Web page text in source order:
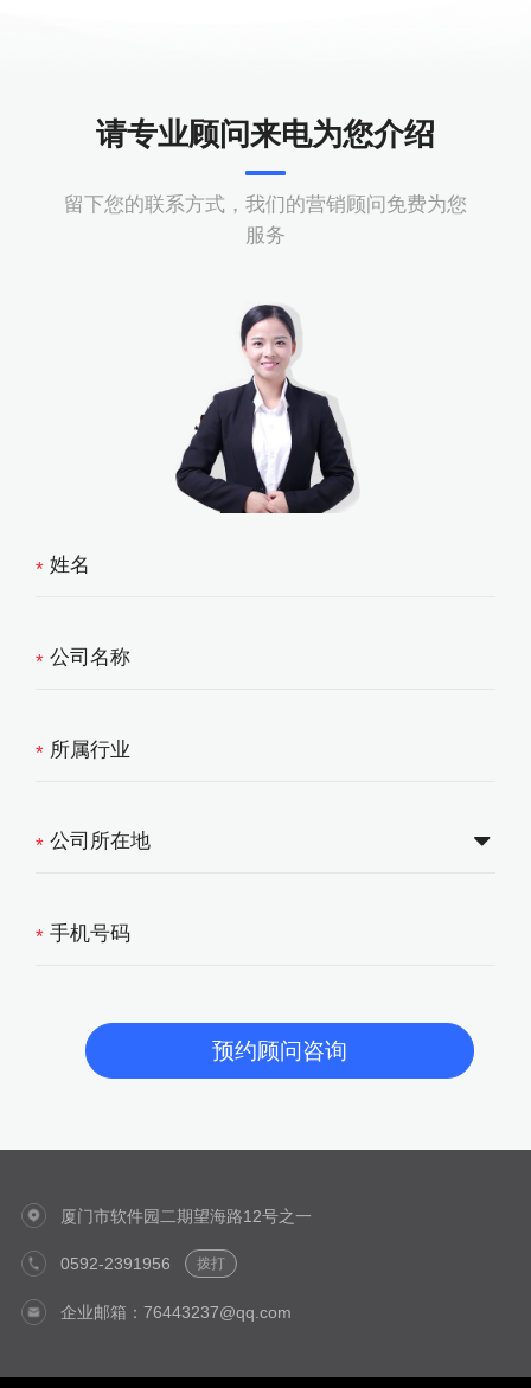
请专业顾问来电为您介绍
留下您的联系方式，我们的营销顾问免费为您
服务
*
*
*
*
*
厦门市软件园二期望海路12号之一
0592-2391956 拨打
企业邮箱：76443237@qq.com